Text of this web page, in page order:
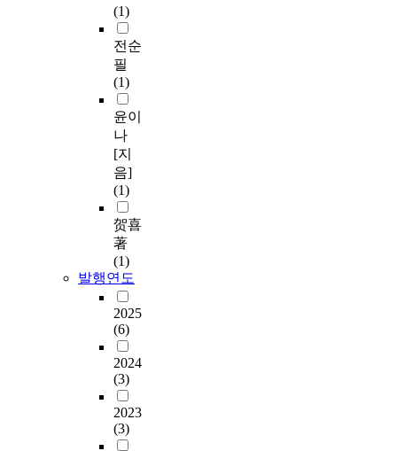
(1)
전순
필
(1)
윤이
나
[지
음]
(1)
贺喜
著
(1)
발행연도
2025
(6)
2024
(3)
2023
(3)